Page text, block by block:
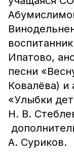
Ипатово,
песни
Ковалёва) и
«Улыбки
Н. В.
А. Суриков.